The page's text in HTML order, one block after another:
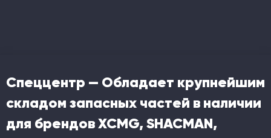
Спеццентр — Обладает крупнейшим
складом запасных частей в наличии
для брендов XCMG, SHACMAN,